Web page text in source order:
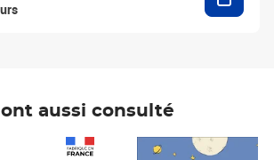
aussi consulté
Prix 7,50€